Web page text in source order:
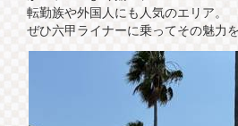
転勤族や外国人にも人気のエリア。
ぜひ六甲ライナーに乗ってその魅力